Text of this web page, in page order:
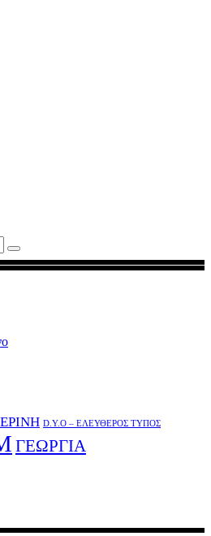
D.Y.O – ΕΛΕΥΘΕΡΟΣ ΤΥΠΟΣ
ΓΕΩΡΓΙΑ